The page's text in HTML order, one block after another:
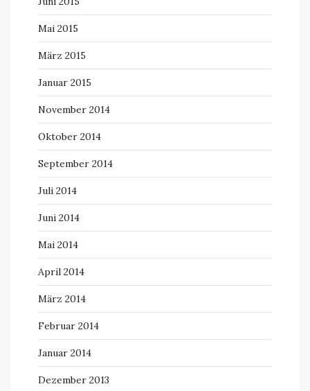
Mai 2015
März 2015
Januar 2015
November 2014
Oktober 2014
September 2014
Juli 2014
Juni 2014
Mai 2014
April 2014
März 2014
Februar 2014
Januar 2014
Dezember 2013